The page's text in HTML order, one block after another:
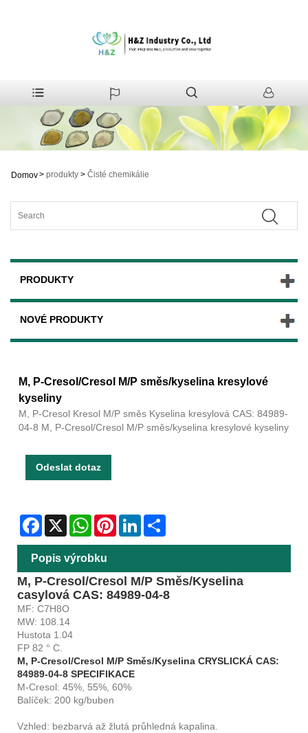
Domov> produkty > Čisté chemikálie
PRODUKTY
NOVÉ PRODUKTY
M, P-Cresol/Cresol M/P směs/kyselina kresylové
kyseliny
M, P-Cresol Kresol M/P směs Kyselina kresylová CAS: 84989-
04-8 M, P-Cresol/Cresol M/P směs/kyselina kresylové kyseliny
Odeslat dotaz
Facebook
X WhatsAppPinterestLinkedIn
Popis výrobku
M, P-Cresol/Cresol M/P Směs/Kyselina
casylová CAS: 84989-04-8
MF: C7H8O
MW: 108.14
Hustota 1.04
FP 82 ° C.
M, P-Cresol/Cresol M/P Směs/Kyselina CRYSLICKÁ CAS:
84989-04-8 SPECIFIKACE
M-Cresol: 45%, 55%, 60%
Balíček: 200 kg/buben
Vzhled: bezbarvá až žlutá průhledná kapalina.